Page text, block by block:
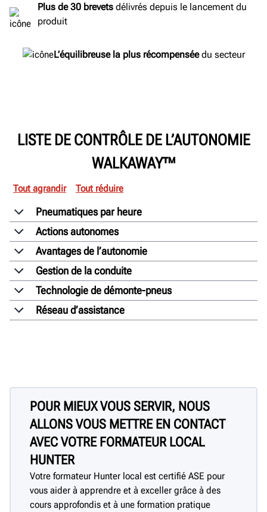
Plus de 30 brevetsdélivrés depuis le lancement du
produit
L’équilibreuse la plus récompenséedu secteur
LISTE DE CONTRÔLE DE L’AUTONOMIE
WALKAWAY™
Tout agrandir Tout réduire
Pneumatiques par heure
Actions autonomes
Avantages de l’autonomie
Gestion de la conduite
Technologie de démonte-pneus
Réseau d’assistance
POUR MIEUX VOUS SERVIR, NOUS
ALLONS VOUS METTRE EN CONTACT
AVEC VOTRE FORMATEUR LOCAL
HUNTER
Votre formateur Hunter local est certifié ASE pour
vous aider à apprendre et à exceller grâce à des
cours approfondis et à une formation pratique